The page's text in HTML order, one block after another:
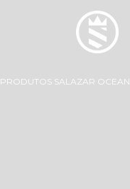
PRODUTOS SALAZAR OCEAN